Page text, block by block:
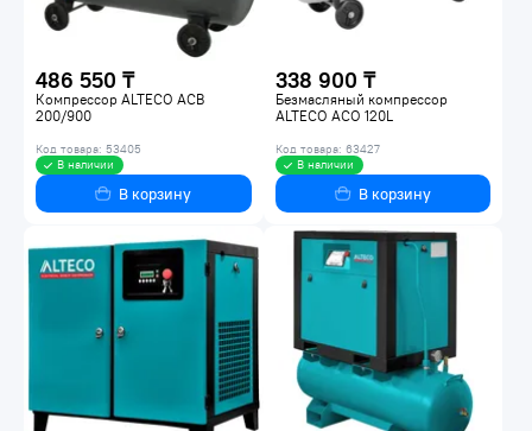
486 550 ₸
Компрессор ALTECO ACB
200/900
Код товара: 53405
В наличии
В корзину
338 900 ₸
Безмасляный компрессор
ALTECO ACO 120L
Код товара: 63427
В наличии
В корзину